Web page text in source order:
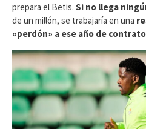
prepara el Betis. Si no llega
de un millón, se trabajaría en una
«perdón» a ese año de contrato